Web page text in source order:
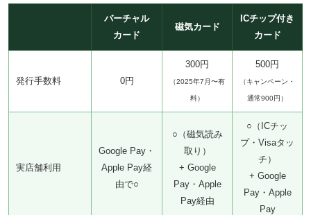
バーチャル
カード
磁気カード
ICチップ付き
カード
発行手数料 0円
300円
（2025年7月〜有
料）
500円
（キャンペーン・
通常900円）
実店舗利用
Google Pay・
Apple Pay経
由で○
○（磁気読み
取り）
+ Google
Pay・Apple
Pay経由
○（ICチッ
プ・Visaタッ
チ）
+ Google
Pay・Apple
Pay